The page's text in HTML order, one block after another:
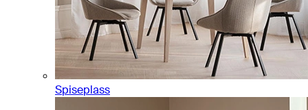
Spiseplass